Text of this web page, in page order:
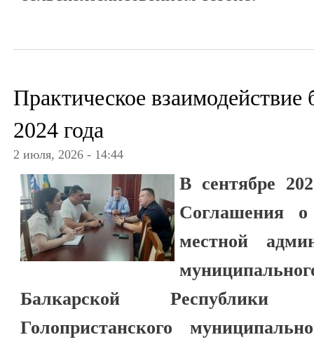
Практическое
2024 года
2 июля, 2026 - 14:44
В сентябре
Соглашения о
местной
Балкарской Республики
Голопристанского